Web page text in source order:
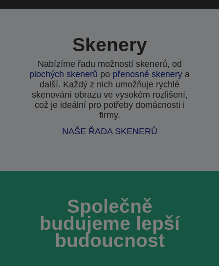
Skenery
Nabízíme řadu možností skenerů, od
plochých skenerů po přenosné skenery a
další. Každý z nich umožňuje rychlé
skenování obrazu ve vysokém rozlišení,
což je ideální pro potřeby domácnosti i
firmy.
NAŠE ŘADA SKENERŮ
Společně
budujeme lepší
budoucnost